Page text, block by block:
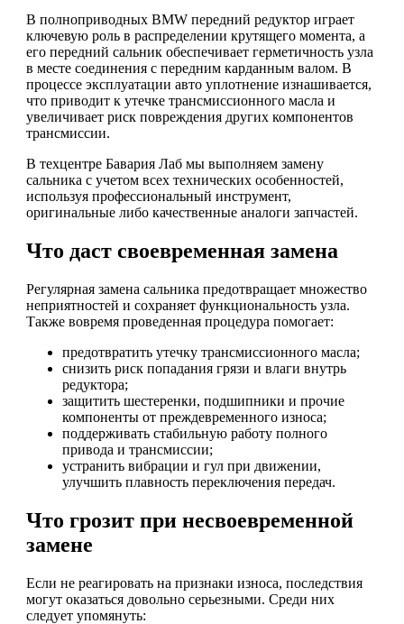
В полноприводных BMW передний редуктор играет
ключевую роль в распределении крутящего момента, а
его передний сальник обеспечивает герметичность узла
в месте соединения с передним карданным валом. В
процессе эксплуатации авто уплотнение изнашивается,
что приводит к утечке трансмиссионного масла и
увеличивает риск повреждения других компонентов
трансмиссии.
В техцентре Бавария Лаб мы выполняем замену
сальника с учетом всех технических особенностей,
используя профессиональный инструмент,
оригинальные либо качественные аналоги запчастей.
Что даст своевременная замена
Регулярная замена сальника предотвращает множество
неприятностей и сохраняет функциональность узла.
Также вовремя проведенная процедура помогает:
предотвратить утечку трансмиссионного масла;
снизить риск попадания грязи и влаги внутрь
редуктора;
защитить шестеренки, подшипники и прочие
компоненты от преждевременного износа;
поддерживать стабильную работу полного
привода и трансмиссии;
устранить вибрации и гул при движении,
улучшить плавность переключения передач.
Что грозит при несвоевременной
замене
Если не реагировать на признаки износа, последствия
могут оказаться довольно серьезными. Среди них
следует упомянуть: